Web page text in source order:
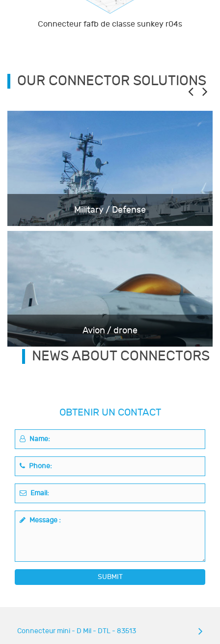
Connecteur fafb de classe sunkey r04s
OUR CONNECTOR SOLUTIONS
Military / Defense
Avion / drone
NEWS ABOUT CONNECTORS
OBTENIR UN CONTACT
Name:
Phone:
Email:
Message :
SUBMIT
Connecteur mini - D Mil - DTL - 83513